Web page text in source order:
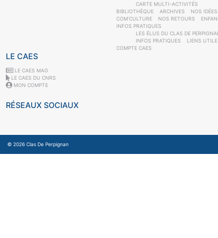
CARTE MULTI-ACTIVITÉS
BIBLIOTHÈQUE
ARCHIVES
NOS IDÉES
COM’CULTURE
NOS RETOURS
INFOS PRATIQUES
LES ÉLUS DU CLAS DE
INFOS PRATIQUES
LIENS
COMPTE CAES
LE CAES
LE CAES MAG
LE CAES DU CNRS
MON COMPTE
RÉSEAUX SOCIAUX
© 2026 Clas De Perpignan